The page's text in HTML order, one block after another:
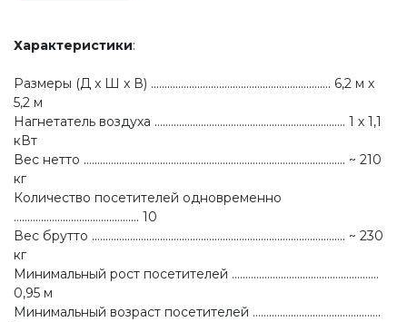
Характеристики:
Размеры (Д x Ш x В) .................................................................. 6,2 м х
5,2 м
Нагнетатель воздуха ...................................................................... 1 х 1,1
кВт
Вес нетто ................................................................................................ ~ 210
кг
Количество посетителей одновременно
.............................................. 10
Вес брутто ............................................................................................. ~ 230
кг
Минимальный рост посетителей ......................................................
0,95 м
Минимальный возраст посетителей ...............................................